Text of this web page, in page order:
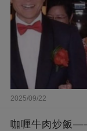
2025/09/22
咖喱牛肉炒飯